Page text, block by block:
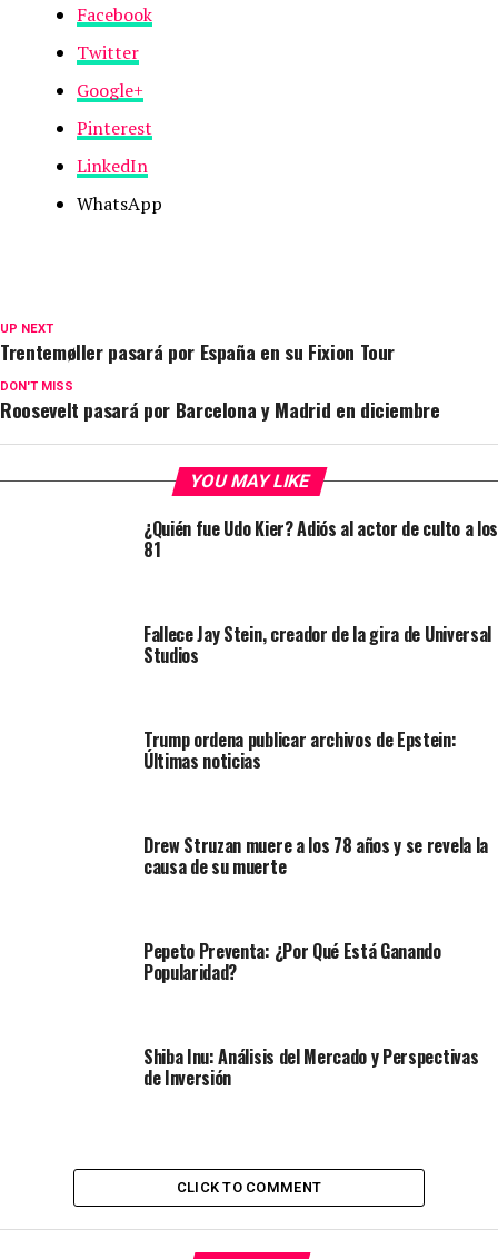
Facebook
Twitter
Google+
Pinterest
LinkedIn
WhatsApp
UP NEXT
Trentemøller pasará por España en su Fixion Tour
DON'T MISS
Roosevelt pasará por Barcelona y Madrid en diciembre
YOU MAY LIKE
¿Quién fue Udo Kier? Adiós al actor de culto a los
81
Fallece Jay Stein, creador de la gira de Universal
Studios
Trump ordena publicar archivos de Epstein:
Últimas noticias
Drew Struzan muere a los 78 años y se revela la
causa de su muerte
Pepeto Preventa: ¿Por Qué Está Ganando
Popularidad?
Shiba Inu: Análisis del Mercado y Perspectivas
de Inversión
CLICK TO COMMENT